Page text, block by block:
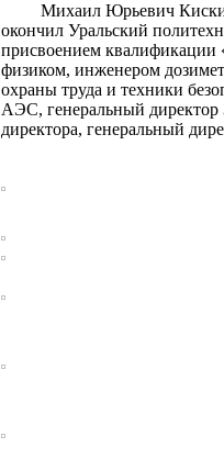
Михаил Юрьевич Кискин
окончил Уральский
присвоением квалификации
физиком, инженером
охраны труда и техники
АЭС, генеральный директор
директора, генеральный